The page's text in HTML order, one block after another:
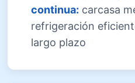
continua: carcasa
refrigeración
largo plazo